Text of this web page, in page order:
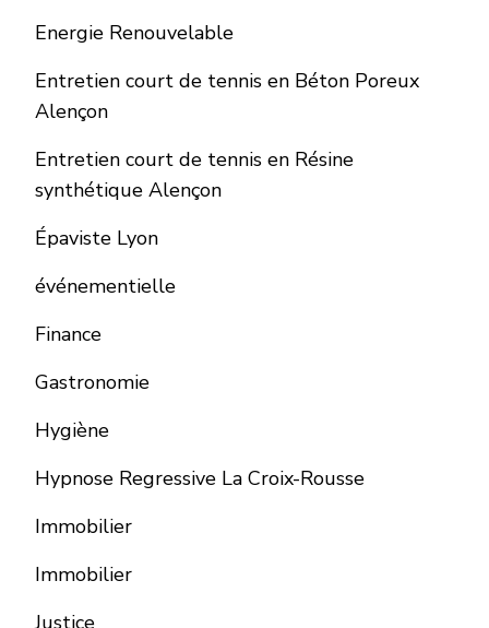
Energie Renouvelable
Entretien court de tennis en Béton Poreux
Alençon
Entretien court de tennis en Résine
synthétique Alençon
Épaviste Lyon
événementielle
Finance
Gastronomie
Hygiène
Hypnose Regressive La Croix-Rousse
Immobilier
Immobilier
Justice